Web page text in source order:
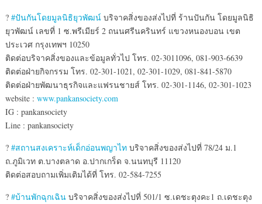
? #ปันกันโดยมูลนิธิยุวพัฒน์บริจาคสิ่งของส่งไปที่ ร้านปันกัน โดยมูลนิธิ
ยุวพัฒน์ เลขที่ 1 ซ.พรีเมียร์ 2 ถนนศรีนครินทร์ แขวงหนองบอน เขต
ประเวศ กรุงเทพฯ 10250
ติดต่อบริจาคสิ่งของและข้อมูลทั่วไป โทร. 02-3011096, 081-903-6639
ติดต่อฝ่ายกิจกรรม โทร. 02-301-1021, 02-301-1029, 081-841-5870
ติดต่อฝ่ายพัฒนาธุรกิจและแฟรนชายส์ โทร. 02-301-1146, 02-301-1023
website : www.pankansociety.com
IG : pankansociety
Line : pankansociety
? #สถานสงเคราะห์เด็กอ่อนพญาไทบริจาคสิ่งของส่งไปที่ 78/24 ม.1
ถ.ภูมิเวท ต.บางตลาด อ.ปากเกร็ด จ.นนทบุรี 11120
ติดต่อสอบถามเพิ่มเติมได้ที่ โทร. 02-584-7255
? #บ้านพักฉุกเฉินบริจาคสิ่งของส่งไปที่ 501/1 ซ.เดชะตุงคะ1 ถ.เดชะตุง